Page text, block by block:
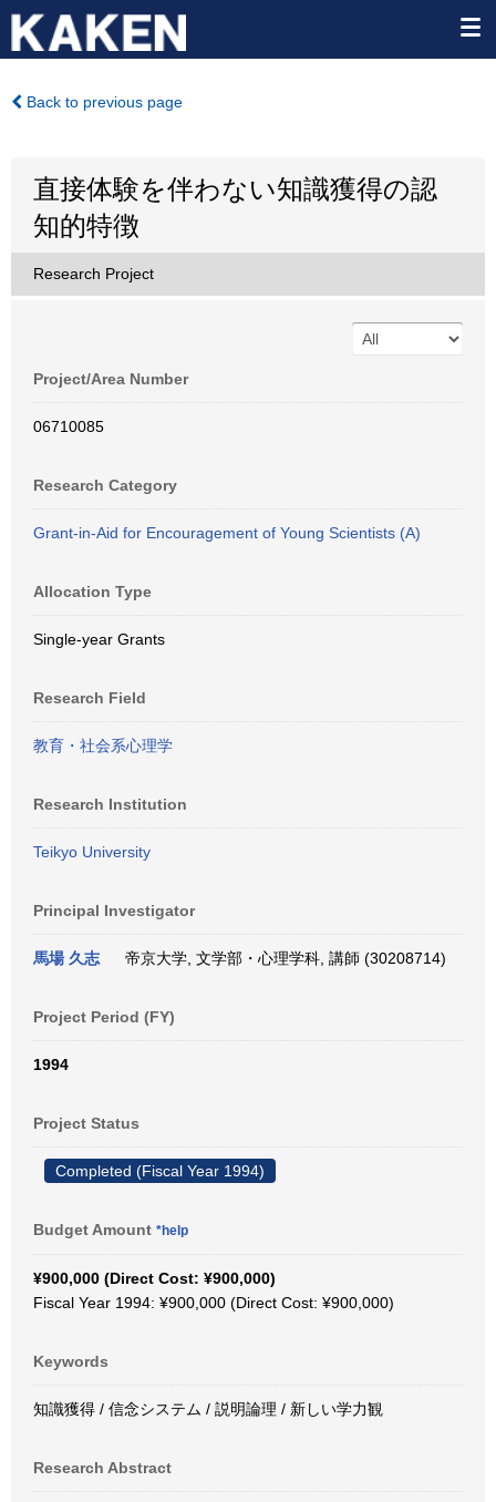
Back to previous page
直接体験を伴わない知識獲得の認
知的特徴
Research Project
Project/Area Number
06710085
Research Category
Grant-in-Aid for Encouragement of Young Scientists (A)
Allocation Type
Single-year Grants
Research Field
教育・社会系心理学
Research Institution
Teikyo University
Principal Investigator
馬場 久志 帝京大学, 文学部・心理学科, 講師 (30208714)
Project Period (FY)
1994
Project Status
Completed (Fiscal Year 1994)
Budget Amount *help
¥900,000 (Direct Cost: ¥900,000)
Fiscal Year 1994: ¥900,000 (Direct Cost: ¥900,000)
Keywords
知識獲得 / 信念システム / 説明論理 / 新しい学力観
Research Abstract